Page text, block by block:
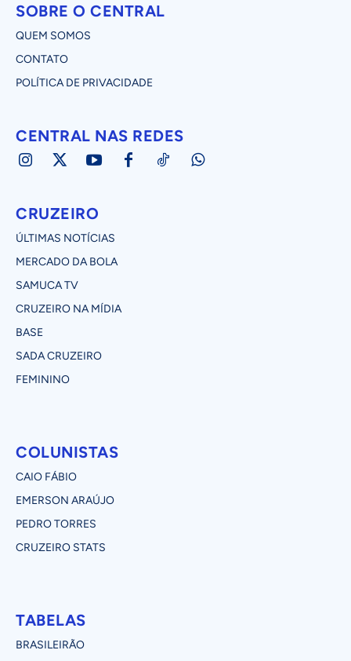
SOBRE O CENTRAL
QUEM SOMOS
CONTATO
POLÍTICA DE PRIVACIDADE
CENTRAL NAS REDES
CRUZEIRO
ÚLTIMAS NOTÍCIAS
MERCADO DA BOLA
SAMUCA TV
CRUZEIRO NA MÍDIA
BASE
SADA CRUZEIRO
FEMININO
COLUNISTAS
CAIO FÁBIO
EMERSON ARAÚJO
PEDRO TORRES
CRUZEIRO STATS
TABELAS
BRASILEIRÃO